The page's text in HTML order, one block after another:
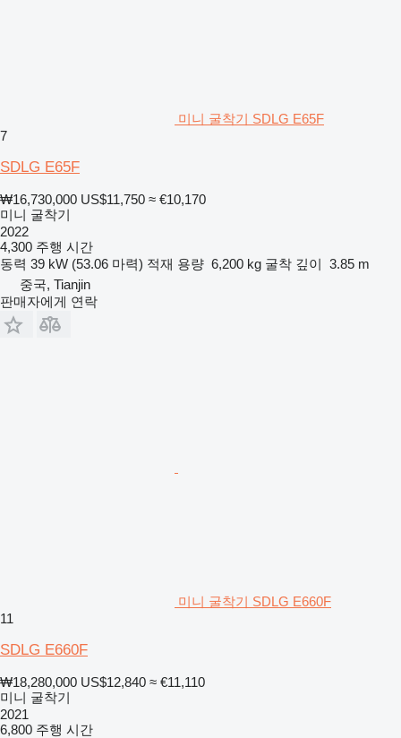
미니 굴착기 SDLG E65F
7
SDLG E65F
₩16,730,000 US$11,750 ≈ €10,170
미니 굴착기
2022
4,300 주행 시간
동력 39 kW (53.06 마력) 적재 용량 6,200 kg 굴착 깊이 3.85 m
중국, Tianjin
판매자에게 연락
미니 굴착기 SDLG E660F
11
SDLG E660F
₩18,280,000 US$12,840 ≈ €11,110
미니 굴착기
2021
6,800 주행 시간